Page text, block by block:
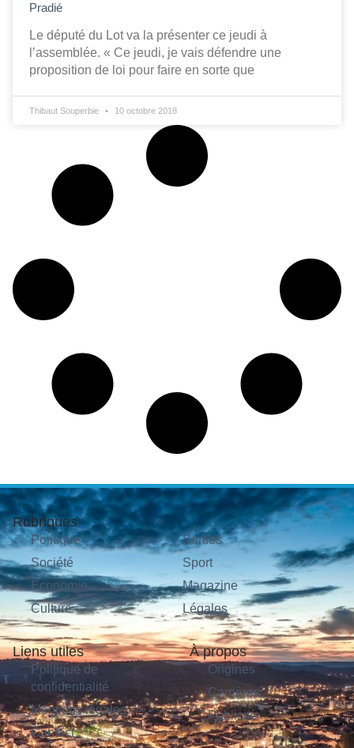
Pradié
Le député du Lot va la présenter ce jeudi à
l’assemblée. « Ce jeudi, je vais défendre une
proposition de loi pour faire en sorte que
Thibaut Souperbie 10 octobre 2018
Rubriques
Politique
Société
Économie
Culture
Sorties
Sport
Magazine
Légales
Liens utiles
Politique de
confidentialité
Mentions légales
Contact
À propos
Origines
Carrières
Publicité